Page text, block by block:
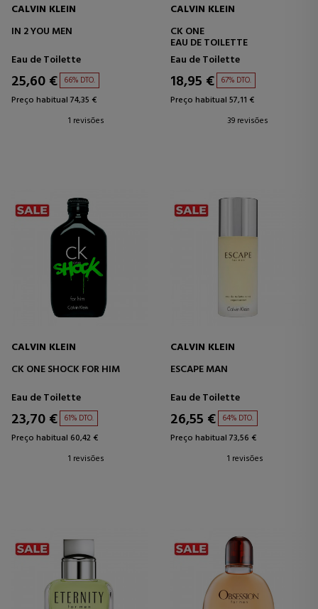
CALVIN KLEIN
IN 2 YOU MEN
Eau de Toilette
25,60 € 66% DTO.
Preço habitual 74,35 €
1 revisões
CALVIN KLEIN
CK ONE
EAU DE TOILETTE
Eau de Toilette
18,95 € 67% DTO.
Preço habitual 57,11 €
39 revisões
CALVIN KLEIN
CK ONE SHOCK FOR HIM
Eau de Toilette
23,70 € 61% DTO.
Preço habitual 60,42 €
1 revisões
CALVIN KLEIN
ESCAPE MAN
Eau de Toilette
26,55 € 64% DTO.
Preço habitual 73,56 €
1 revisões